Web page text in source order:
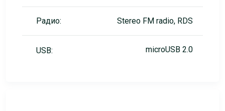
Радио: Stereo FM radio, RDS
USB: microUSB 2.0